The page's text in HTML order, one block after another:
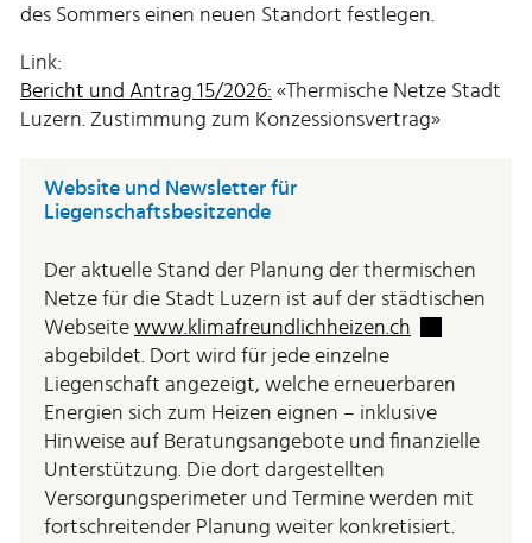
des Sommers einen neuen Standort festlegen.
Link:
Bericht und Antrag 15/2026: «Thermische Netze Stadt
Luzern. Zustimmung zum Konzessionsvertrag»
Website und Newsletter für
Liegenschaftsbesitzende
Der aktuelle Stand der Planung der thermischen
Netze für die Stadt Luzern ist auf der städtischen
Webseite www.klimafreundlichheizen.ch
abgebildet. Dort wird für jede einzelne
Liegenschaft angezeigt, welche erneuerbaren
Energien sich zum Heizen eignen – inklusive
Hinweise auf Beratungsangebote und finanzielle
Unterstützung. Die dort dargestellten
Versorgungsperimeter und Termine werden mit
fortschreitender Planung weiter konkretisiert.